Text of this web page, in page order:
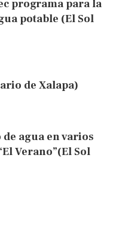
programa para la
potable (El Sol
de Xalapa)
agua en varios
Verano”(El Sol